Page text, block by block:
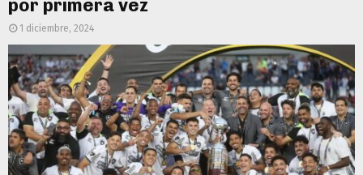
por primera vez
1 diciembre, 2024